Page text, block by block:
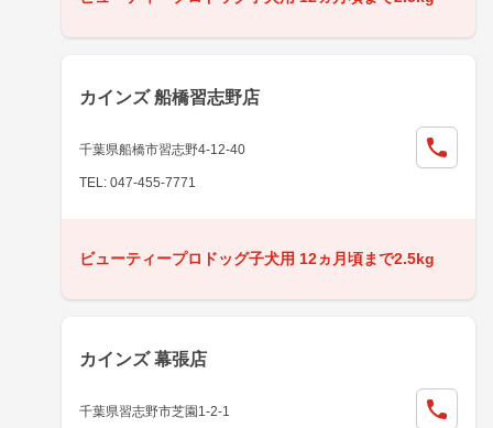
カインズ 船橋習志野店
千葉県船橋市習志野4-12-40
TEL: 047-455-7771
ビューティープロドッグ子犬用 12ヵ月頃まで2.5kg
カインズ 幕張店
千葉県習志野市芝園1-2-1